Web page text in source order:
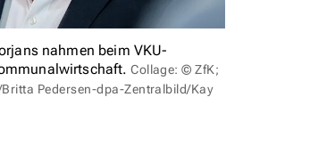
nahmen beim VKU-
Collage: © ZfK;
Pedersen-dpa-Zentralbild/Kay